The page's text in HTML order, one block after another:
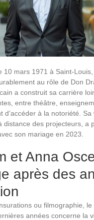
10 mars 1971 à Saint-
au rôle de Don
a construit sa carrière
entre théâtre,
d’accéder à la notoriété. Sa
distance des projecteurs, a
son mariage en 2023.
et Anna
après des
ou filmographie, le
années concerne la